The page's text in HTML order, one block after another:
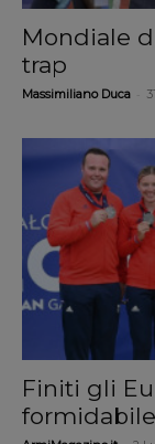
Mondiale
trap
Massimiliano Duca
Finiti gli
formidabile